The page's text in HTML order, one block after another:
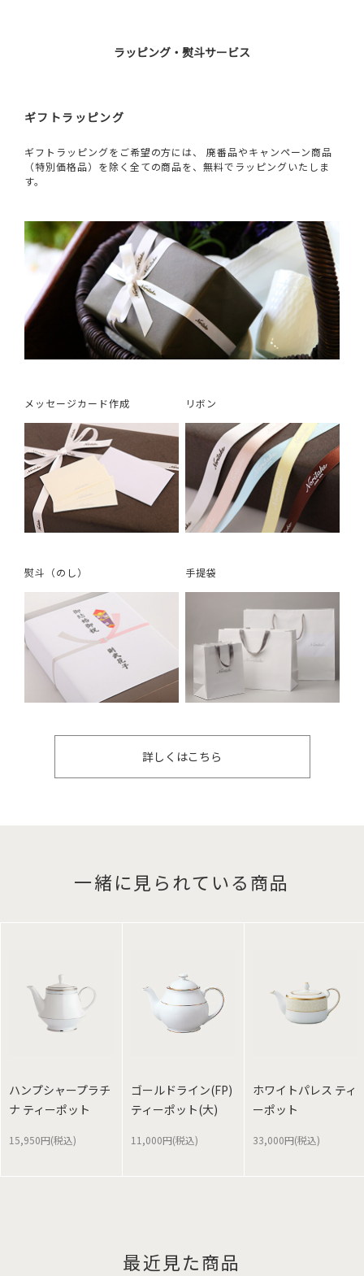
ラッピング・熨斗サービス
ギフトラッピング
ギフトラッピングをご希望の方には、 廃番品やキャンペーン商品
（特別価格品）を除く全ての商品を、無料でラッピングいたしま
す。
メッセージカード作成 リボン
熨斗（のし） 手提袋
詳しくはこちら
一緒に見られている商品
ハンプシャープラチ
ナ ティーポット
15,950円(税込)
ゴールドライン(FP)
ティーポット(大)
11,000円(税込)
ホワイトパレス ティ
ーポット
33,000円(税込)
最近見た商品